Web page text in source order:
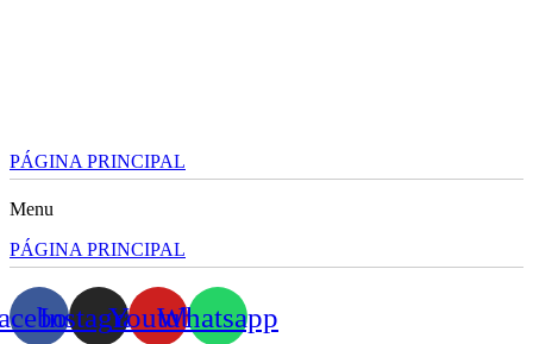
PÁGINA PRINCIPAL
Menu
PÁGINA PRINCIPAL
InstagramYoutubeWhatsapp